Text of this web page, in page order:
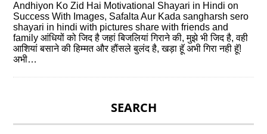
Andhiyon Ko Zid Hai Motivational Shayari in Hindi on
Success With Images, Safalta Aur Kada sangharsh sero
shayari in hindi with pictures share with friends and
family आंधियों को जिद है जहां बिजलियां गिराने की, मुझे भी जिद है, वही
आशियां बसाने की हिम्मत और हौंसले बुलंद है, खड़ा हॅू अभी गिरा नही हॅू!
अभी…
SEARCH